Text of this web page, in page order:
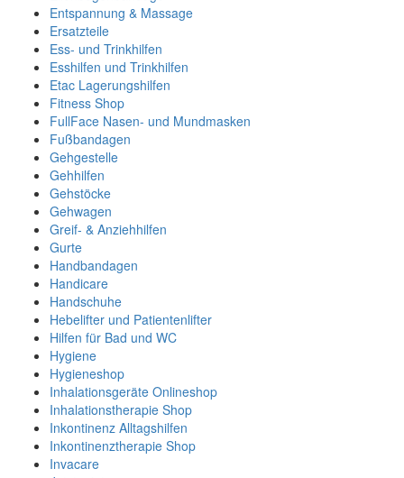
Entspannung & Massage
Ersatzteile
Ess- und Trinkhilfen
Esshilfen und Trinkhilfen
Etac Lagerungshilfen
Fitness Shop
FullFace Nasen- und Mundmasken
Fußbandagen
Gehgestelle
Gehhilfen
Gehstöcke
Gehwagen
Greif- & Anziehhilfen
Gurte
Handbandagen
Handicare
Handschuhe
Hebelifter und Patientenlifter
Hilfen für Bad und WC
Hygiene
Hygieneshop
Inhalationsgeräte Onlineshop
Inhalationstherapie Shop
Inkontinenz Alltagshilfen
Inkontinenztherapie Shop
Invacare